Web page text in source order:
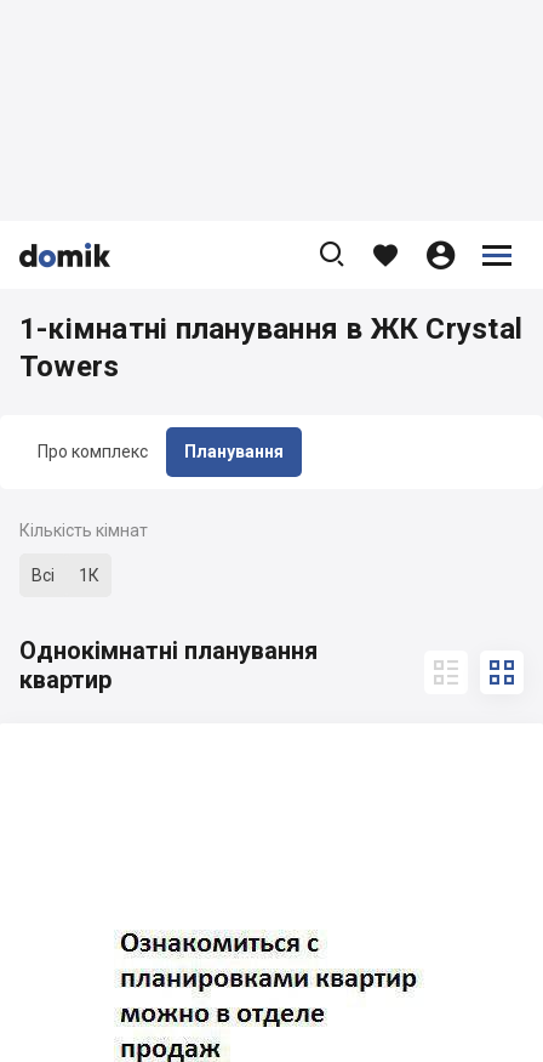


    


Про комплекс Планування
1-кімнатні планування в ЖК Crystal
Towers
Кількість кімнат
Всі 1К
Однокімнатні планування
квартир
 